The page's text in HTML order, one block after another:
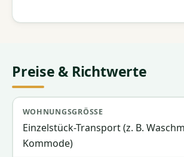
Preise & Richtwerte
Wohnungsgröße
Einzelstück-Transport (z. B.
Kommode)